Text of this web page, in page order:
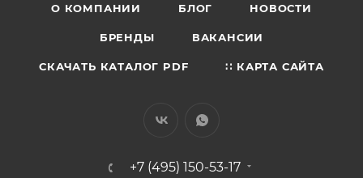
О КОМПАНИИ БЛОГ НОВОСТИ
БРЕНДЫ ВАКАНСИИ
СКАЧАТЬ КАТАЛОГ PDF ∷ КАРТА САЙТА
+7 (495) 150-53-17